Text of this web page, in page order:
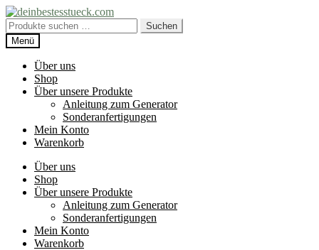
Zur
Navigation
springen
Zum
Inhalt
springen
Suche
nach:
Suchen
Menü
Über uns
Shop
Über unsere Produkte
Anleitung zum Generator
Sonderanfertigungen
Mein Konto
Warenkorb
Über uns
Shop
Über unsere Produkte
Anleitung zum Generator
Sonderanfertigungen
Mein Konto
Warenkorb